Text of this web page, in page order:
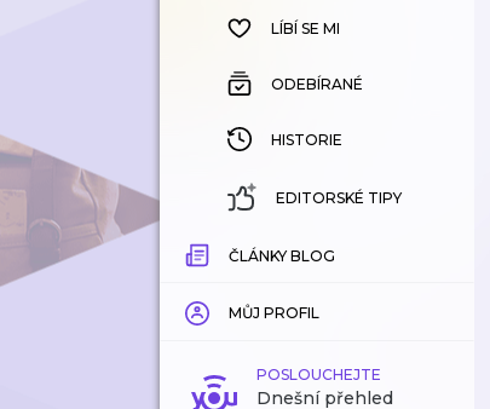
HISTORIE
LÍBÍ SE MI
ODEBÍRANÉ
HISTORIE
EDITORSKÉ TIPY
ČLÁNKY BLOG
MŮJ PROFIL
POSLOUCHEJTE
Dnešní přehled